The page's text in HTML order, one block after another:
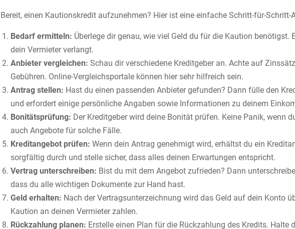
Bereit, einen Kautionskredit aufzunehmen? Hier ist eine einfache Schritt-für-Schritt-
Bedarf ermitteln: Überlege dir genau, wie viel Geld du für die Kaution benötigst.
dein Vermieter verlangt.
Anbieter vergleichen: Schau dir verschiedene Kreditgeber an. Achte auf
Gebühren. Online-Vergleichsportale können hier sehr hilfreich sein.
Antrag stellen: Hast du einen passenden Anbieter gefunden? Dann fülle den
und erfordert einige persönliche Angaben sowie Informationen zu deinem
Bonitätsprüfung: Der Kreditgeber wird deine Bonität prüfen. Keine Panik, wenn
auch Angebote für solche Fälle.
Kreditangebot prüfen: Wenn dein Antrag genehmigt wird, erhältst du ein
sorgfältig durch und stelle sicher, dass alles deinen Erwartungen entspricht.
Vertrag unterschreiben: Bist du mit dem Angebot zufrieden? Dann
dass du alle wichtigen Dokumente zur Hand hast.
Geld erhalten: Nach der Vertragsunterzeichnung wird das Geld auf dein Konto
Kaution an deinen Vermieter zahlen.
Rückzahlung planen: Erstelle einen Plan für die Rückzahlung des Kredits. Halte